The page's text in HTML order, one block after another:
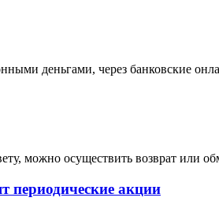
деньгами, через банковские
можно осуществить возврат или
периодические акции